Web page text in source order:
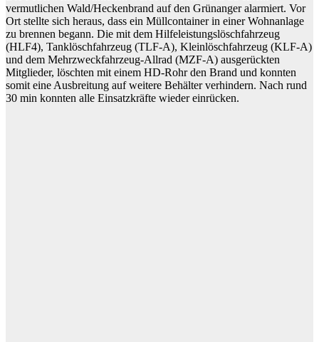
vermutlichen Wald/Heckenbrand auf den Grünanger alarmiert. Vor
Ort stellte sich heraus, dass ein Müllcontainer in einer Wohnanlage
zu brennen begann. Die mit dem Hilfeleistungslöschfahrzeug
(HLF4), Tanklöschfahrzeug (TLF-A), Kleinlöschfahrzeug (KLF-A)
und dem Mehrzweckfahrzeug-Allrad (MZF-A) ausgerückten
Mitglieder, löschten mit einem HD-Rohr den Brand und konnten
somit eine Ausbreitung auf weitere Behälter verhindern. Nach rund
30 min konnten alle Einsatzkräfte wieder einrücken.